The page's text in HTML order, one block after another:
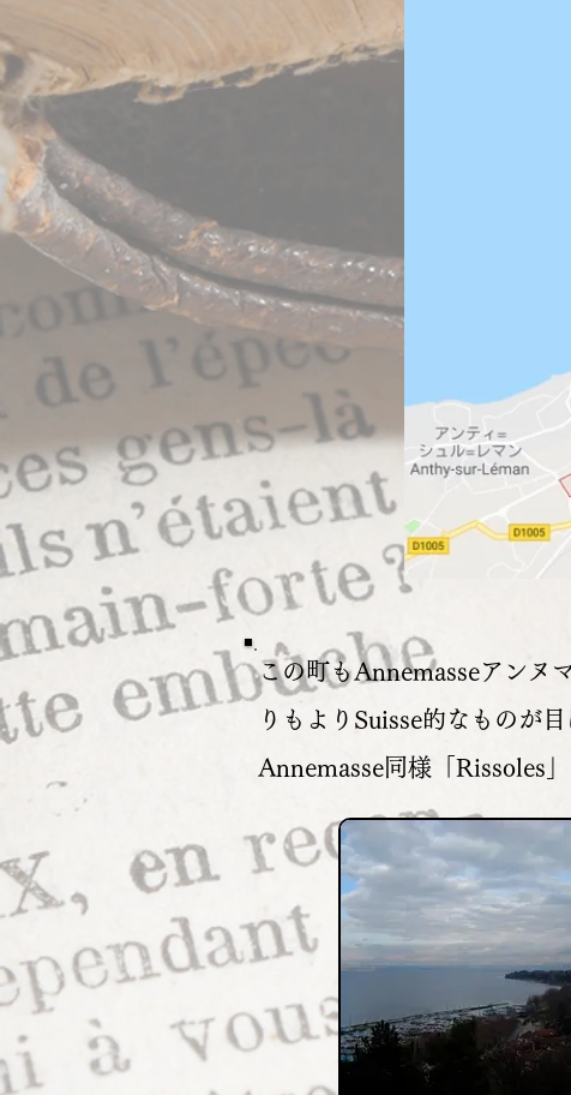
この町もAnnemasseアンヌ
りもよりSuisse的なものが
Annemasse同様「Rissoles